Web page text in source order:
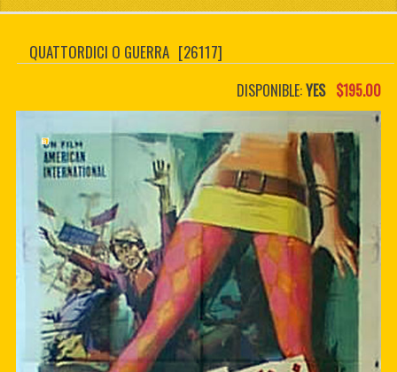
MIS DATOS
CONTACTO
QUATTORDICI O GUERRA [26117]
DISPONIBLE:YES $195.00